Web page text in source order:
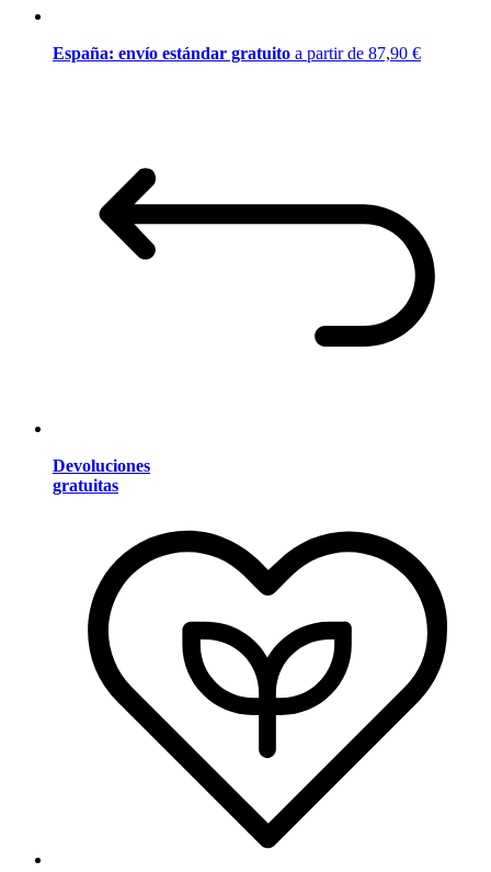
España: envío estándar gratuito a partir de 87,90 €
Devoluciones
gratuitas